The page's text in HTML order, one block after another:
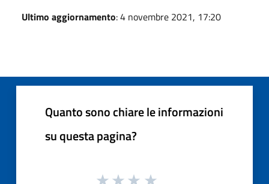
Ultimo aggiornamento: 4 novembre 2021, 17:20
Quanto sono chiare le informazioni
su questa pagina?